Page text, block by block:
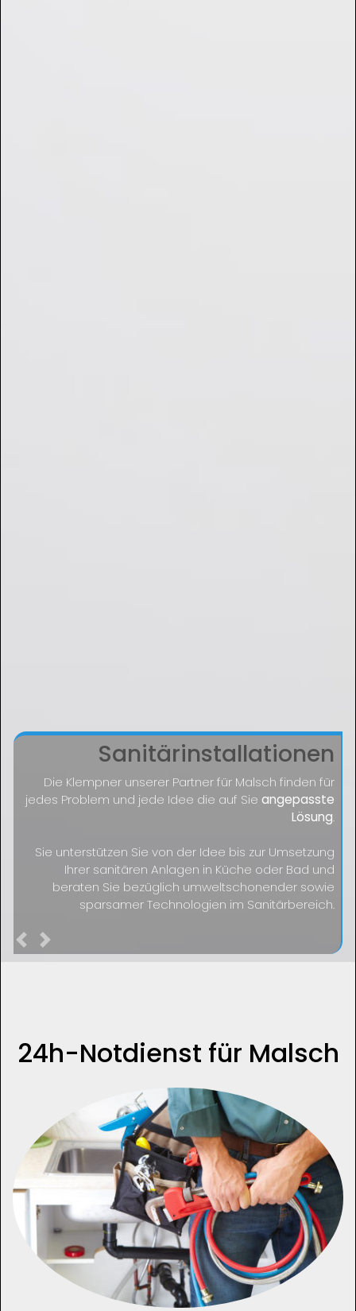
Sanitärinstallationen
Die Klempner unserer Partner für Malsch finden für
jedes Problem und jede Idee die auf Sieangepasste
Lösung.
Sie unterstützen Sie von der Idee bis zur Umsetzung
Ihrer sanitären Anlagen in Küche oder Bad und
beraten Sie bezüglich umweltschonender sowie
sparsamer Technologien im Sanitärbereich.
Previous
24h-Notdienst für Malsch